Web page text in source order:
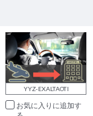
YYZ-EXALTAOTI
お気に入りに追加